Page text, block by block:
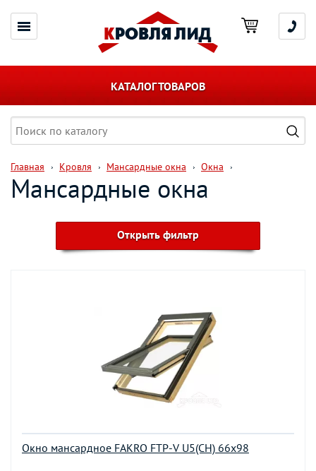
КАТАЛОГ ТОВАРОВ
Главная Кровля Мансардные окна Окна
Мансардные окна
Открыть фильтр
Окно мансардное FAKRO FTP-V U5(CH) 66х98